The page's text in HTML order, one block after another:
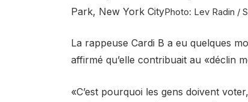
Park, New York CityPhoto: Lev Radin /
La rappeuse Cardi B a eu quelques
affirmé qu’elle contribuait au «déclin
«C’est pourquoi les gens doivent